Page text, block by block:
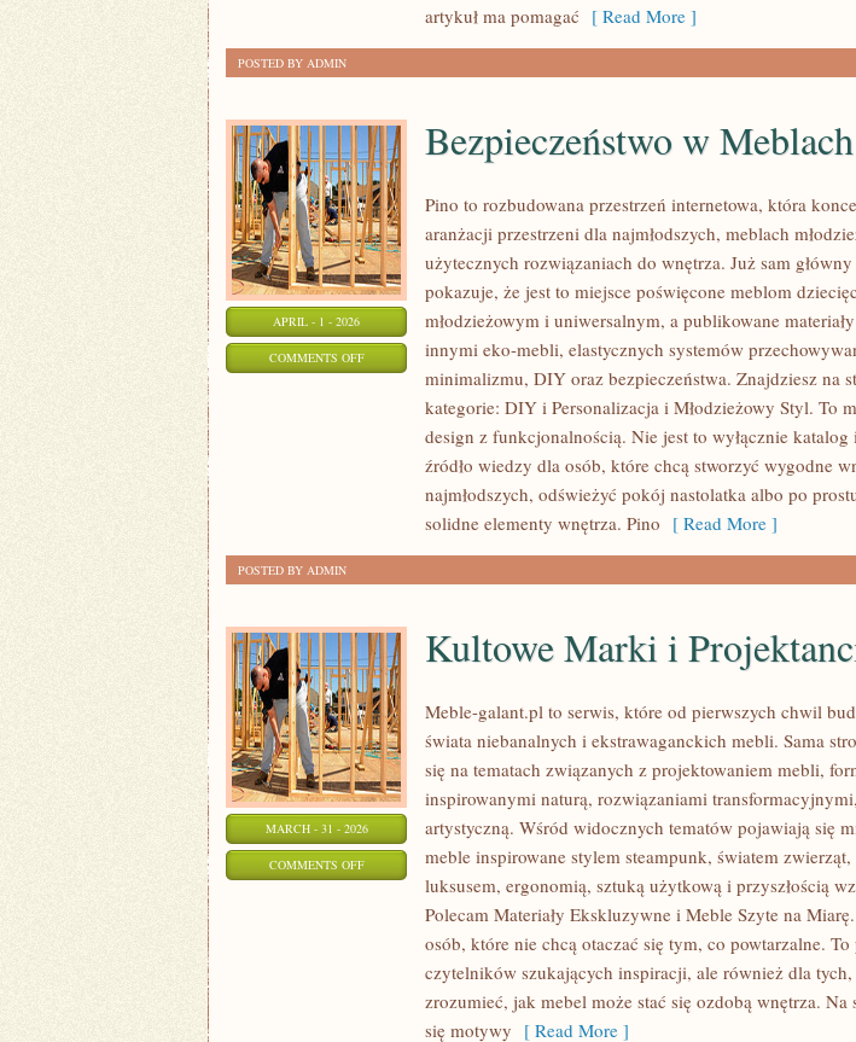
artykuł ma pomagać [ Read More ]
POSTED BY ADMIN
APRIL - 1 - 2026
COMMENTS OFFON
BEZPIECZEŃSTWO
Bezpieczeństwo w Meblach
Pino to rozbudowana przestrzeń internetowa, która
aranżacji przestrzeni dla najmłodszych, meblach
użytecznych rozwiązaniach do wnętrza. Już sam
pokazuje, że jest to miejsce poświęcone meblom
młodzieżowym i uniwersalnym, a publikowane
innymi eko-mebli, elastycznych systemów
minimalizmu, DIY oraz bezpieczeństwa. Znajdziesz na
kategorie: DIY i Personalizacja i Młodzieżowy Styl. To
design z funkcjonalnością. Nie jest to wyłącznie
źródło wiedzy dla osób, które chcą stworzyć wygodne
najmłodszych, odświeżyć pokój nastolatka albo po
solidne elementy wnętrza. Pino [ Read More ]
POSTED BY ADMIN
MARCH - 31 - 2026
COMMENTS OFFON
PROJEKTANCI
Kultowe Marki i
Meble-galant.pl to serwis, które od pierwszych chwil
świata niebanalnych i ekstrawaganckich mebli. Sama
się na tematach związanych z projektowaniem mebli,
inspirowanymi naturą, rozwiązaniami
artystyczną. Wśród widocznych tematów pojawiają się
meble inspirowane stylem steampunk, światem
luksusem, ergonomią, sztuką użytkową i przyszłością
Polecam Materiały Ekskluzywne i Meble Szyte na
osób, które nie chcą otaczać się tym, co powtarzalne. To
czytelników szukających inspiracji, ale również dla
zrozumieć, jak mebel może stać się ozdobą wnętrza. Na
się motywy [ Read More ]